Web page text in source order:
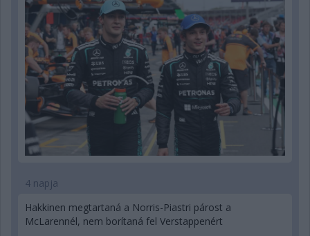
4 napja
Hakkinen megtartaná a Norris-Piastri párost a
McLarennél, nem borítaná fel Verstappenért